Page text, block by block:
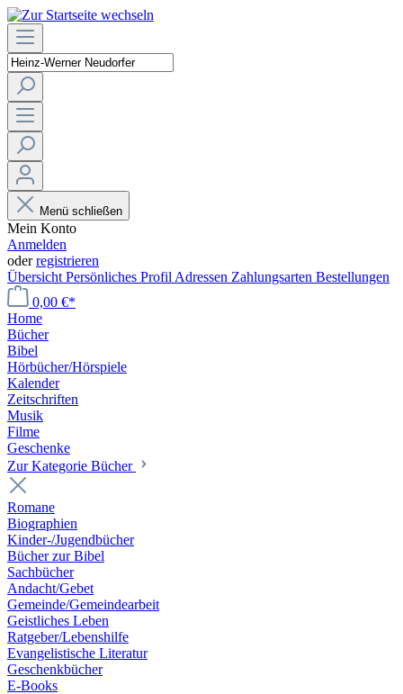
Menü schließen
Mein Konto
Anmelden
oderregistrieren
Übersicht Persönliches Profil Adressen Zahlungsarten Bestellungen
0,00 €*
Home
Bücher
Bibel
Hörbücher/Hörspiele
Kalender
Zeitschriften
Musik
Filme
Geschenke
Zur Kategorie Bücher
Romane
Biographien
Kinder-/Jugendbücher
Bücher zur Bibel
Sachbücher
Andacht/Gebet
Gemeinde/Gemeindearbeit
Geistliches Leben
Ratgeber/Lebenshilfe
Evangelistische Literatur
Geschenkbücher
E-Books